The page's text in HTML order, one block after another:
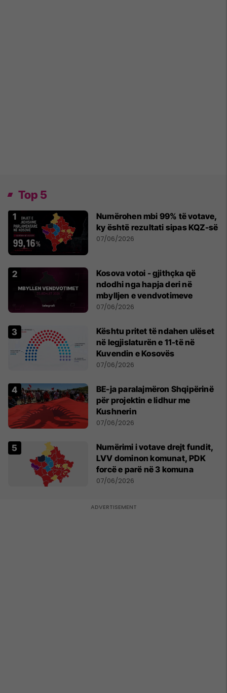
Top 5
Numërohen mbi 99% të votave,
ky është rezultati sipas KQZ-së
07/06/2026
Kosova votoi - gjithçka që
ndodhi nga hapja deri në
mbylljen e vendvotimeve
07/06/2026
Kështu pritet të ndahen ulëset
në legjislaturën e 11-të në
Kuvendin e Kosovës
07/06/2026
BE-ja paralajmëron Shqipërinë
për projektin e lidhur me
Kushnerin
07/06/2026
Numërimi i votave drejt fundit,
LVV dominon komunat, PDK
forcë e parë në 3 komuna
07/06/2026